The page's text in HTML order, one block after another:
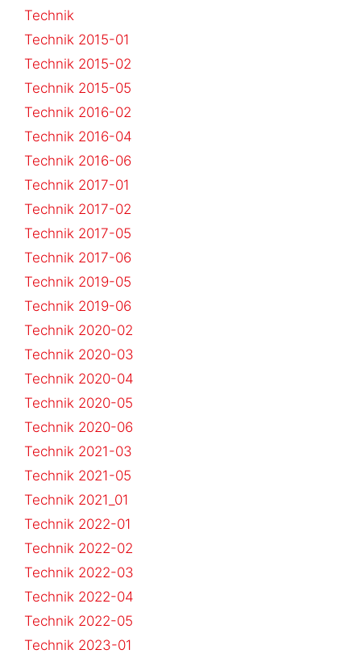
Technik
Technik 2015-01
Technik 2015-02
Technik 2015-05
Technik 2016-02
Technik 2016-04
Technik 2016-06
Technik 2017-01
Technik 2017-02
Technik 2017-05
Technik 2017-06
Technik 2019-05
Technik 2019-06
Technik 2020-02
Technik 2020-03
Technik 2020-04
Technik 2020-05
Technik 2020-06
Technik 2021-03
Technik 2021-05
Technik 2021_01
Technik 2022-01
Technik 2022-02
Technik 2022-03
Technik 2022-04
Technik 2022-05
Technik 2023-01